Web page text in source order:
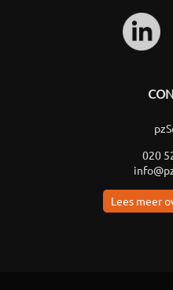
020
Lees meer